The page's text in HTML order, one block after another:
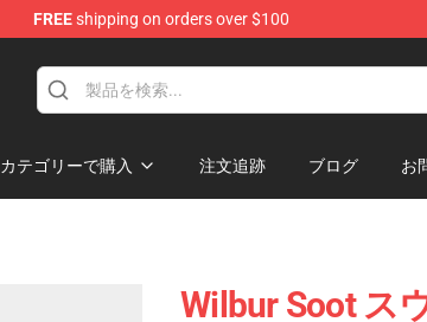
FREEshipping on orders over $100
カテゴリーで購入 注文追跡 ブログ お
Wilbur Soot ス